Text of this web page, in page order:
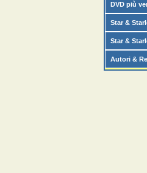
DVD più
Star &
Star &
Autori &